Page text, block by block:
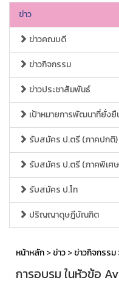
ข่าว
ข่าวคณบดี
ข่าวกิจกรรม
ข่าวประชาสัมพันธ์
เป้าหมายการพัฒนาที่ยั่งยื
รับสมัคร ป.ตรี (ภาคปกติ)
รับสมัคร ป.ตรี (ภาคพิเศ
รับสมัคร ป.โท
ปริญญาดุษฎีบัณฑิต
หน้าหลัก>ข่าว>ข่าวกิจกรรม
การอบรม ในหัวข้อ